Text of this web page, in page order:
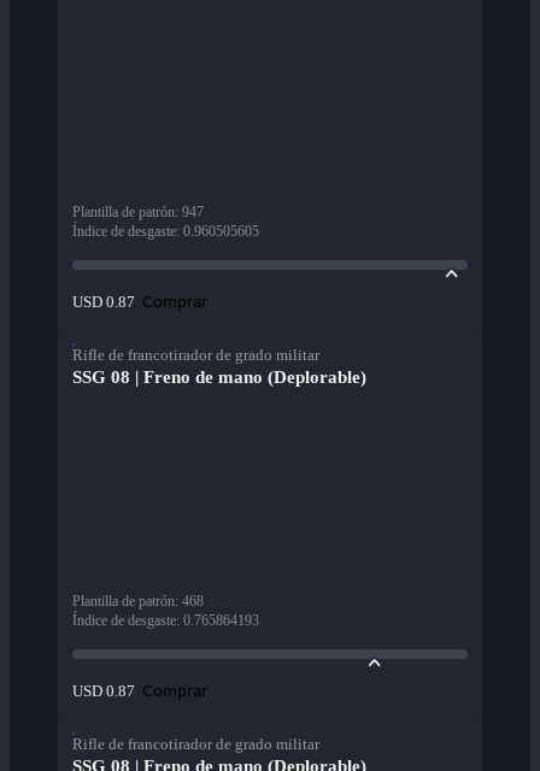
Plantilla de patrón: 947
Índice de desgaste: 0.960505605
USD 0.87 Comprar
Rifle de francotirador de grado militar
SSG 08 | Freno de mano (Deplorable)
Plantilla de patrón: 468
Índice de desgaste: 0.765864193
USD 0.87 Comprar
Rifle de francotirador de grado militar
SSG 08 | Freno de mano (Deplorable)